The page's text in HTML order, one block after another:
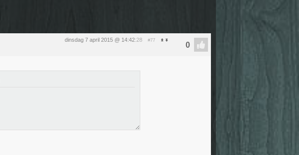
dinsdag 7 april 2015 @ 14:42:28 #77